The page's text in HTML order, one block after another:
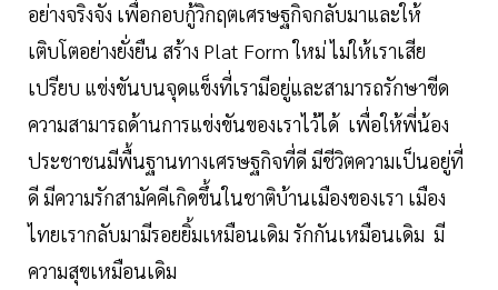
อย่างจริงจัง เพื่อกอบกู้วิกฤตเศรษฐกิจกลับมาและให้
เติบโตอย่างยั่งยืน สร้าง Plat Form ใหม่ ไม่ให้เราเสีย
เปรียบ แข่งขันบนจุดแข็งที่เรามีอยู่และสามารถรักษาขีด
ความสามารถด้านการแข่งขันของเราไว้ได้ เพื่อให้พี่น้อง
ประชาชนมีพื้นฐานทางเศรษฐกิจที่ดี มีชีวิตความเป็นอยู่ที่
ดี มีความรักสามัคคีเกิดขึ้นในชาติบ้านเมืองของเรา เมือง
ไทยเรากลับมามีรอยยิ้มเหมือนเดิม รักกันเหมือนเดิม มี
ความสุขเหมือนเดิม